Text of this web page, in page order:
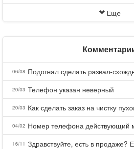
Еще
06/08
20/03 Телефон указан неверный
20/03 Как сделать заказ на чистку
04/02
16/11